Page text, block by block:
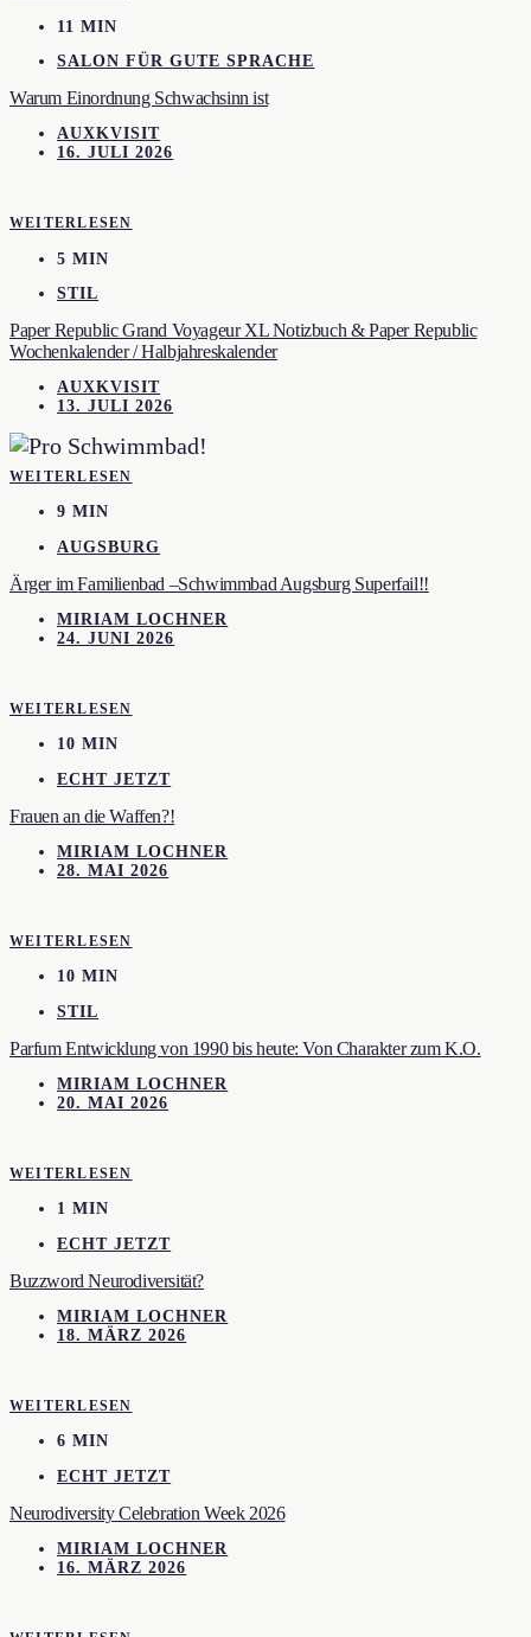
11 MIN
SALON FÜR GUTE SPRACHE
Warum Einordnung Schwachsinn ist
AUXKVISIT
16. JULI 2026
WEITERLESEN
5 MIN
STIL
Paper Republic Grand Voyageur XL Notizbuch & Paper Republic
Wochenkalender / Halbjahreskalender
AUXKVISIT
13. JULI 2026
WEITERLESEN
9 MIN
AUGSBURG
Ärger im Familienbad –Schwimmbad Augsburg Superfail!!
MIRIAM LOCHNER
24. JUNI 2026
WEITERLESEN
10 MIN
ECHT JETZT
Frauen an die Waffen?!
MIRIAM LOCHNER
28. MAI 2026
WEITERLESEN
10 MIN
STIL
Parfum Entwicklung von 1990 bis heute: Von Charakter zum K.O.
MIRIAM LOCHNER
20. MAI 2026
WEITERLESEN
1 MIN
ECHT JETZT
Buzzword Neurodiversität?
MIRIAM LOCHNER
18. MÄRZ 2026
WEITERLESEN
6 MIN
ECHT JETZT
Neurodiversity Celebration Week 2026
MIRIAM LOCHNER
16. MÄRZ 2026